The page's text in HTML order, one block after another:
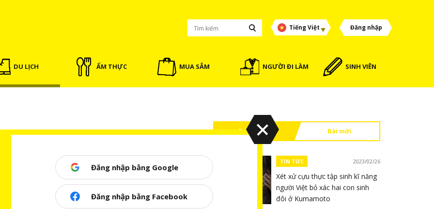
Tiếng Việt Đăng nhập
DU LỊCH ẨM THỰC MUA SẮM NGƯỜI ĐI LÀM SINH VIÊN
Đọc nhiều Bài mới
TIN TỨC 2023/02/26
Xét xử cựu thực tập sinh kĩ năng
người Việt bỏ xác hai con sinh
đôi ở Kumamoto
Đăng nhập bằng Google
Đăng nhập bằng Facebook